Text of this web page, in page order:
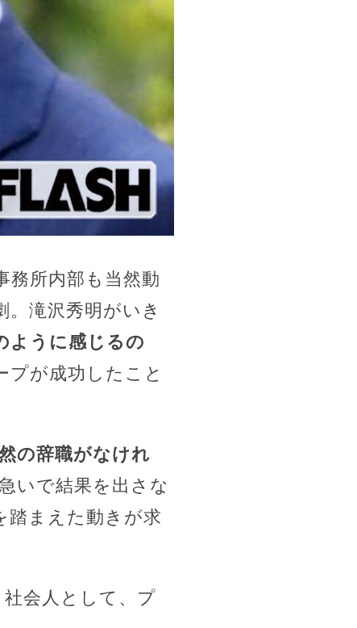
務所内部も当然動
滝沢秀明がいき
ように感じるの
プが成功したこと
の辞職がなけれ
いで結果を出さな
踏まえた動きが求
会人として、プ